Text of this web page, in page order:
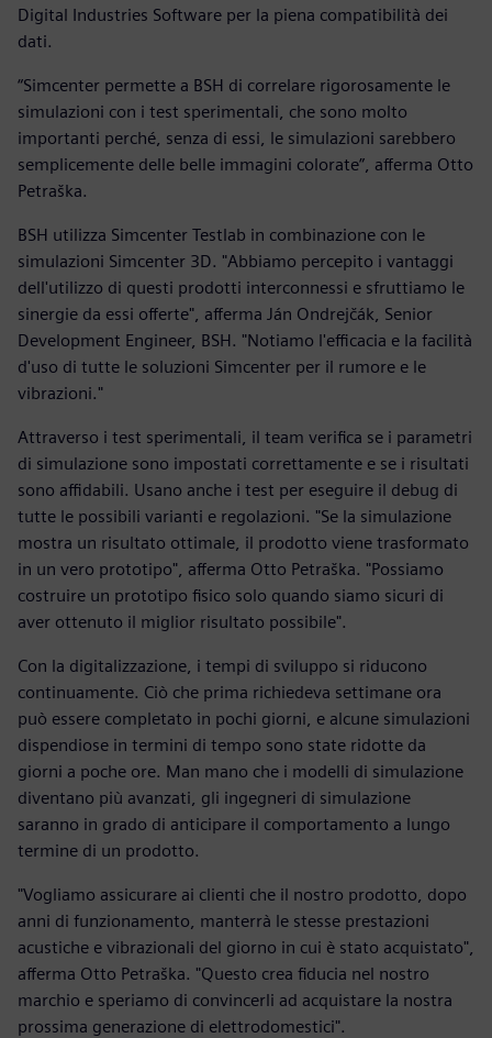
Digital Industries Software per la piena compatibilità dei
dati.
“Simcenter permette a BSH di correlare rigorosamente le
simulazioni con i test sperimentali, che sono molto
importanti perché, senza di essi, le simulazioni sarebbero
semplicemente delle belle immagini colorate”, afferma Otto
Petraška.
BSH utilizza Simcenter Testlab in combinazione con le
simulazioni Simcenter 3D. "Abbiamo percepito i vantaggi
dell'utilizzo di questi prodotti interconnessi e sfruttiamo le
sinergie da essi offerte", afferma Ján Ondrejčák, Senior
Development Engineer, BSH. "Notiamo l'efficacia e la facilità
d'uso di tutte le soluzioni Simcenter per il rumore e le
vibrazioni."
Attraverso i test sperimentali, il team verifica se i parametri
di simulazione sono impostati correttamente e se i risultati
sono affidabili. Usano anche i test per eseguire il debug di
tutte le possibili varianti e regolazioni. "Se la simulazione
mostra un risultato ottimale, il prodotto viene trasformato
in un vero prototipo", afferma Otto Petraška. "Possiamo
costruire un prototipo fisico solo quando siamo sicuri di
aver ottenuto il miglior risultato possibile".
Con la digitalizzazione, i tempi di sviluppo si riducono
continuamente. Ciò che prima richiedeva settimane ora
può essere completato in pochi giorni, e alcune simulazioni
dispendiose in termini di tempo sono state ridotte da
giorni a poche ore. Man mano che i modelli di simulazione
diventano più avanzati, gli ingegneri di simulazione
saranno in grado di anticipare il comportamento a lungo
termine di un prodotto.
"Vogliamo assicurare ai clienti che il nostro prodotto, dopo
anni di funzionamento, manterrà le stesse prestazioni
acustiche e vibrazionali del giorno in cui è stato acquistato",
afferma Otto Petraška. "Questo crea fiducia nel nostro
marchio e speriamo di convincerli ad acquistare la nostra
prossima generazione di elettrodomestici".